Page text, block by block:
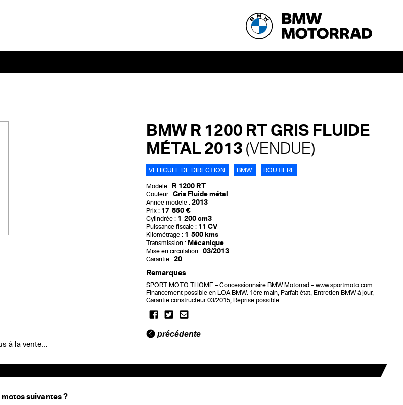
BMW R 1200 RT GRIS FLUIDE
MÉTAL 2013 (VENDUE)
VÉHICULE DE DIRECTION BMW ROUTIÈRE
Modèle : R 1200 RT
Couleur : Gris Fluide métal
Année modèle : 2013
Prix : 17 850 €
Cylindrée : 1 200 cm3
Puissance fiscale : 11 CV
Kilométrage : 1 500 kms
Transmission : Mécanique
Mise en circulation : 03/2013
Garantie : 20
Remarques
SPORT MOTO THOME – Concessionnaire BMW Motorrad – www.sportmoto.com
Financement possible en LOA BMW. 1ère main, Parfait état, Entretien BMW à jour,
Garantie constructeur 03/2015, Reprise possible.
précédente
à la vente...
suivantes ?